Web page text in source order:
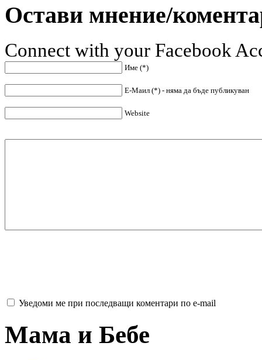
Остави мнение/
Connect with your Facebook
Име (*)
Е-Маил (*) - няма да бъде публикуван
Website
Уведоми ме при последващи коментари по e-mail
Мама и Бебе